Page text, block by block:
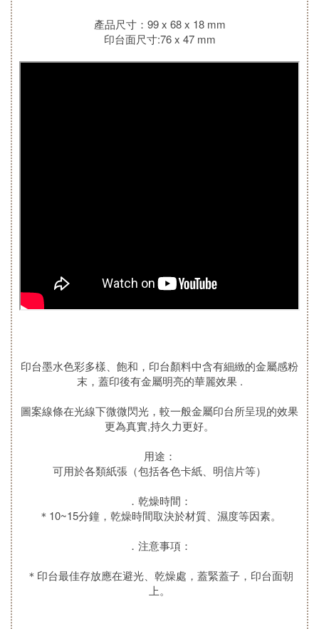
產品尺寸：99 x 68 x 18 mm
印台面尺寸:76 x 47 mm
印台墨水色彩多樣、飽和，印台顏料中含有細緻的金屬感粉
末，蓋印後有金屬明亮的華麗效果 .
圖案線條在光線下微微閃光，較一般金屬印台所呈現的效果
更為真實,持久力更好。
用途：
可用於各類紙張（包括各色卡紙、明信片等）
．乾燥時間：
＊10~15分鐘，乾燥時間取決於材質、濕度等因素。
．注意事項：
＊印台最佳存放應在避光、乾燥處，蓋緊蓋子，印台面朝
上。